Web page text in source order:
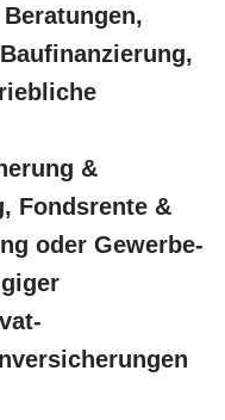
&
Fondsrente &
oder Gewerbe-